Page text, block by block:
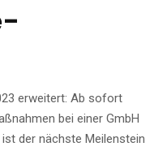
erweitert: Ab sofort
bei einer GmbH
der nächste Meilenstein